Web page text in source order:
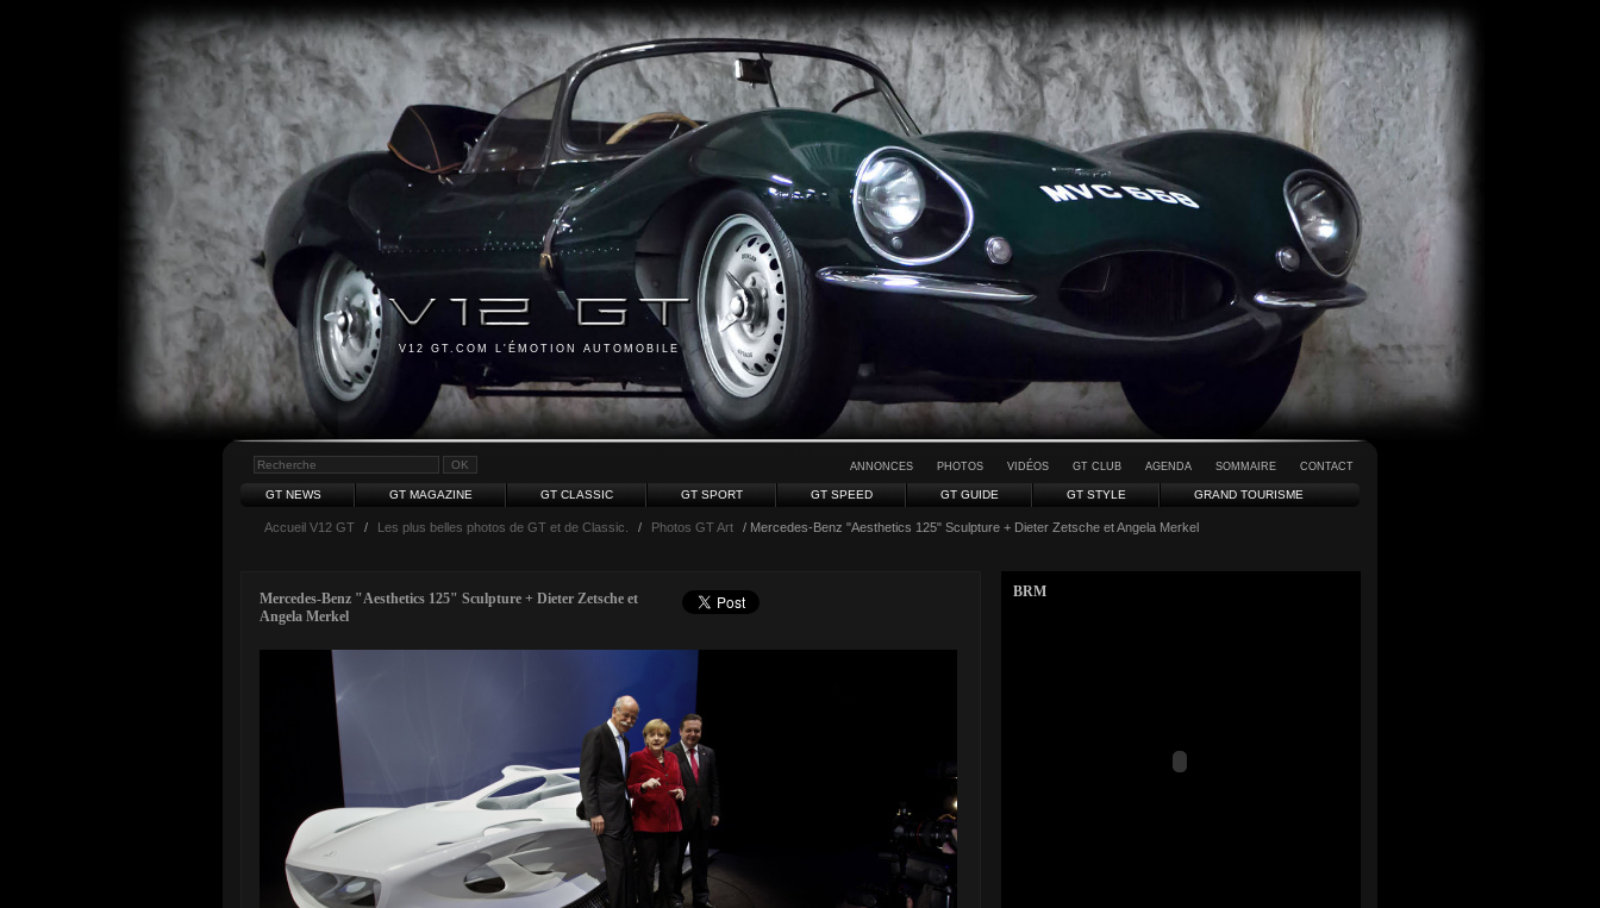
V12 GT.COM L'ÉMOTION AUTOMOBILE
ANNONCES PHOTOS VIDÉOS GT CLUB AGENDA SOMMAIRE CONTACT
GT NEWS GT MAGAZINE GT CLASSIC GT SPORT GT SPEED GT GUIDE GT STYLE GRAND TOURISME
Accueil V12 GT / Les plus belles photos de GT et de Classic. / Photos GT Art / Mercedes-Benz "Aesthetics 125" Sculpture + Dieter Zetsche et Angela Merkel
Mercedes-Benz "Aesthetics 125" Sculpture + Dieter Zetsche et
Angela Merkel
BRM